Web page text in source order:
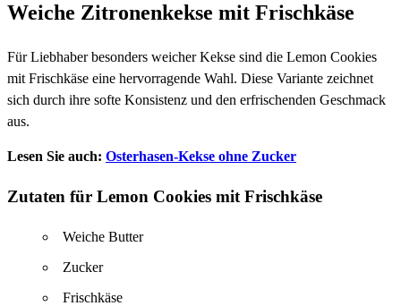
Weiche Zitronenkekse mit Frischkäse
Für Liebhaber besonders weicher Kekse sind die Lemon Cookies
mit Frischkäse eine hervorragende Wahl. Diese Variante zeichnet
sich durch ihre softe Konsistenz und den erfrischenden Geschmack
aus.
Lesen Sie auch: Osterhasen-Kekse ohne Zucker
Zutaten für Lemon Cookies mit Frischkäse
Weiche Butter
Zucker
Frischkäse